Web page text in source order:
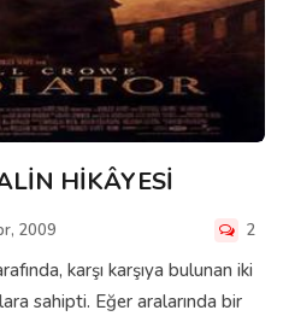
HİKÂYESİ
2009 2
karşı karşıya bulunan iki
sahipti. Eğer aralarında bir